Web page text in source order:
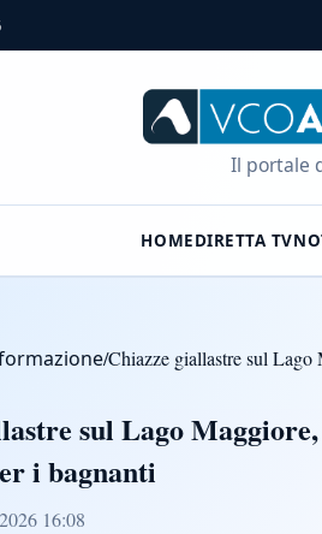
Il portale
HOMEDIRETTA TV
/Chiazze giallastre sul Lago
sul Lago
i bagnanti
16:08